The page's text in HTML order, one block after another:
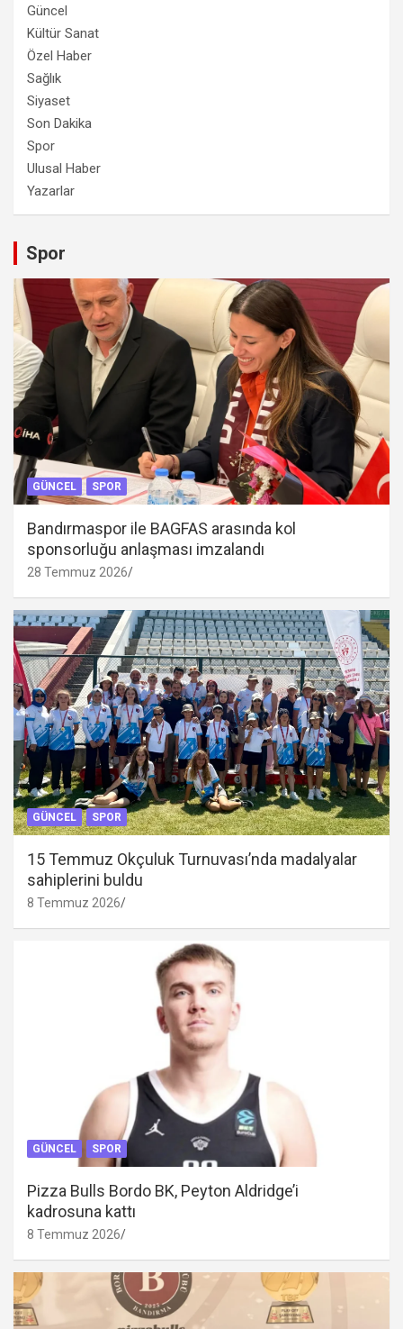
Güncel
Kültür Sanat
Özel Haber
Sağlık
Siyaset
Son Dakika
Spor
Ulusal Haber
Yazarlar
Spor
GÜNCEL SPOR
Bandırmaspor ile BAGFAS arasında kol
sponsorluğu anlaşması imzalandı
28 Temmuz 2026
GÜNCEL SPOR
15 Temmuz Okçuluk Turnuvası’nda madalyalar
sahiplerini buldu
8 Temmuz 2026
GÜNCEL SPOR
Pizza Bulls Bordo BK, Peyton Aldridge’i
kadrosuna kattı
8 Temmuz 2026